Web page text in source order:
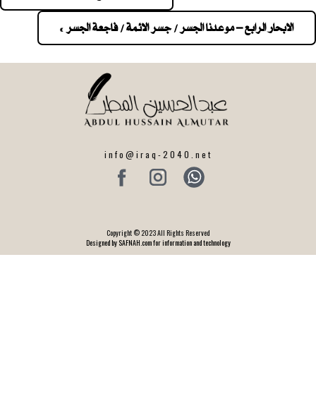
navigation
الابحار الرابع – موعدنا الجسر / جسر الائمة / فاجعة الجسر »
info@iraq-2040.net
Copyright © 2023 All Rights Reserved
Designed by SAFNAH.com for information and technology